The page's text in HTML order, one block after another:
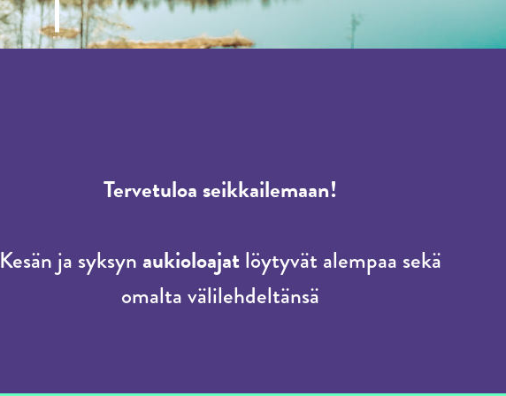
Tervetuloa seikkailemaan!
Kesän ja syksynaukioloajatlöytyvät alempaa sekä
omalta välilehdeltänsä